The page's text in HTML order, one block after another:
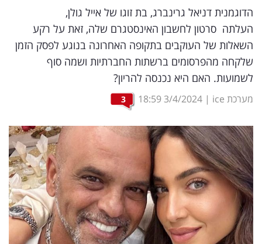
וטק
שיווק
ופרסום
משפט
ומחקרים
דעות
רכילות
עסקית
קריפטו
הדוגמנית דניאל גרינברג, בת זוגו של אייל גולן,
העלתה סרטון לחשבון האינסטגרם שלה, זאת על רקע
השאלות של העוקבים בתקופה האחרונה בנוגע לפסק הזמן
שלקחה מהפרסומים ברשתות החברתיות ושמה סוף
לשמועות. האם היא נכנסה להריון?
מערכת ice |
3/4/2024
18:59
3